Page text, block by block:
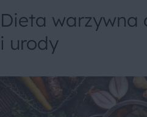
Dieta warzywna
i urody